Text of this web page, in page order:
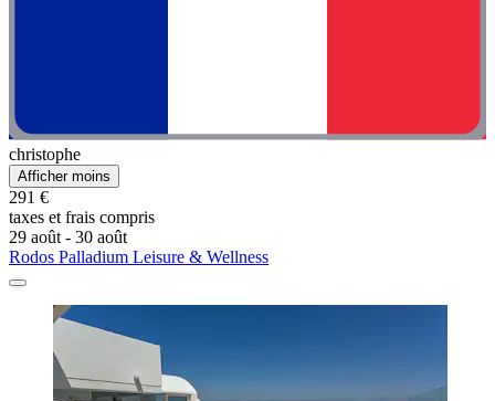
christophe
Afficher moins
291 €
taxes et frais compris
29 août - 30 août
Rodos Palladium Leisure & Wellness